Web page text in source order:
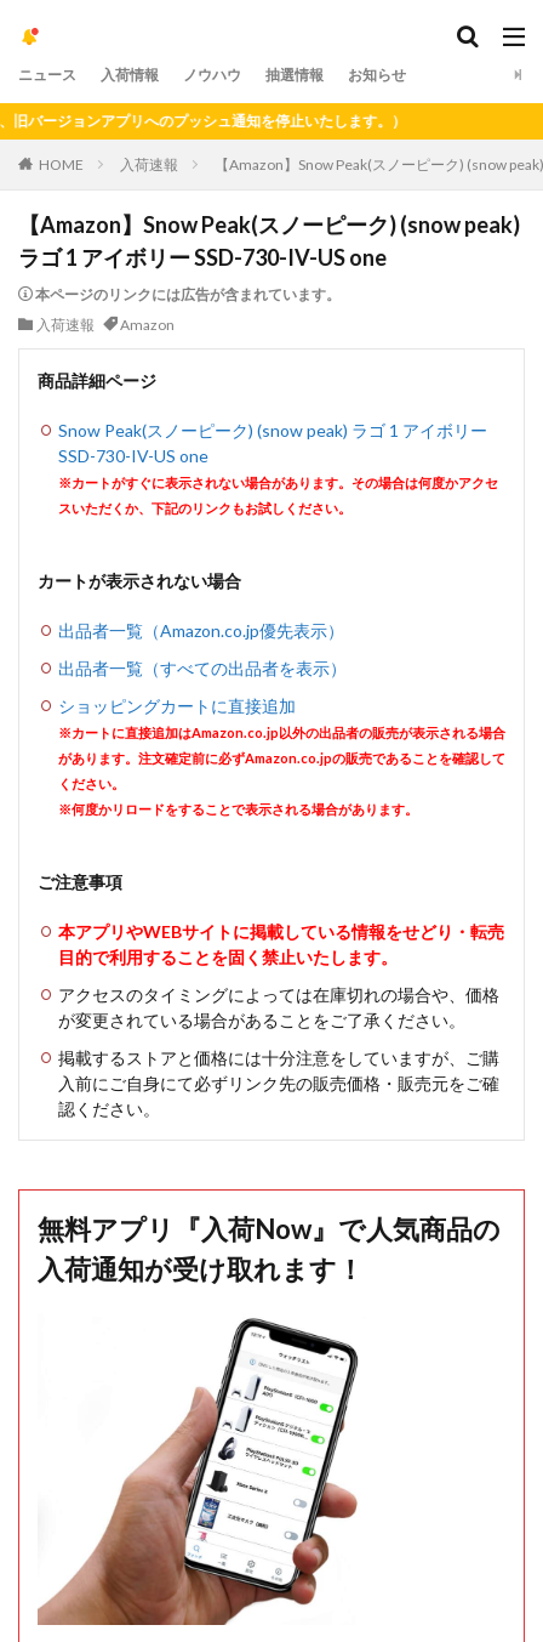
ニュース 入荷情報 ノウハウ 抽選情報 お知らせ
ョンアプリへのプッシュ通知を停止いたします。）
HOME 入荷速報 【Amazon】Snow Peak(スノーピーク) (snow
【Amazon】Snow Peak(スノーピーク) (snow peak)
ラゴ 1 アイボリー SSD-730-IV-US one
本ページのリンクには広告が含まれています。
入荷速報
Amazon
商品詳細ページ
Snow Peak(スノーピーク) (snow peak) ラゴ 1 アイボリー
SSD-730-IV-US one
※カートがすぐに表示されない場合があります。その場合は何度かアクセ
スいただくか、下記のリンクもお試しください。
カートが表示されない場合
出品者一覧（Amazon.co.jp優先表示）
出品者一覧（すべての出品者を表示）
ショッピングカートに直接追加
※カートに直接追加はAmazon.co.jp以外の出品者の販売が表示される場合
があります。注文確定前に必ずAmazon.co.jpの販売であることを確認して
ください。
※何度かリロードをすることで表示される場合があります。
ご注意事項
本アプリやWEBサイトに掲載している情報をせどり・転売
目的で利用することを固く禁止いたします。
アクセスのタイミングによっては在庫切れの場合や、価格
が変更されている場合があることをご了承ください。
掲載するストアと価格には十分注意をしていますが、ご購
入前にご自身にて必ずリンク先の販売価格・販売元をご確
認ください。
無料アプリ『入荷Now』で人気商品の
入荷通知が受け取れます！